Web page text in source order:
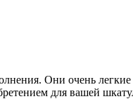
Они очень
для вашей